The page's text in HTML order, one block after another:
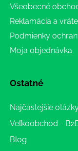
Všeobecné
Reklamácia a
Podmienky
Moja objednávka
Ostatné
Najčastejšie
Veľkoobchod -
Blog